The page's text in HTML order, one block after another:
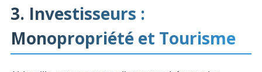
3. Investisseurs :
Monopropriété et Tourisme